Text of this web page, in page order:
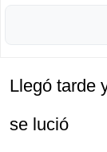
Llegó tarde
se lució